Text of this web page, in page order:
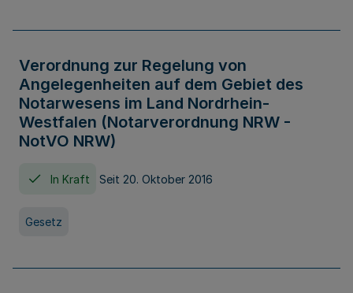
Verordnung zur Regelung von
Angelegenheiten auf dem Gebiet des
Notarwesens im Land Nordrhein-
Westfalen (Notarverordnung NRW -
NotVO NRW)
In Kraft Seit 20. Oktober 2016
Gesetz